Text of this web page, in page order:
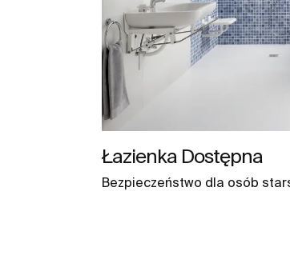
Łazienka Dostępna
Bezpieczeństwo dla osób